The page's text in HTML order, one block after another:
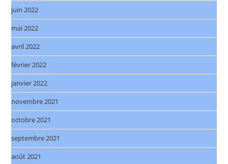
juin 2022
mai 2022
avril 2022
février 2022
janvier 2022
novembre 2021
octobre 2021
septembre 2021
août 2021